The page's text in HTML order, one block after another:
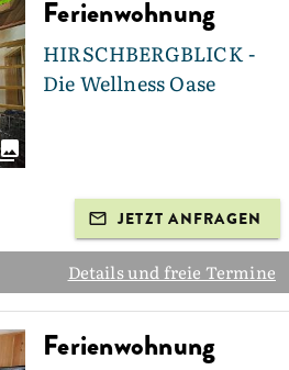
Ferienwohnung
HIRSCHBERGBLICK -
Die Wellness Oase
JETZT ANFRAGEN
Details und freie Termine
Ferienwohnung